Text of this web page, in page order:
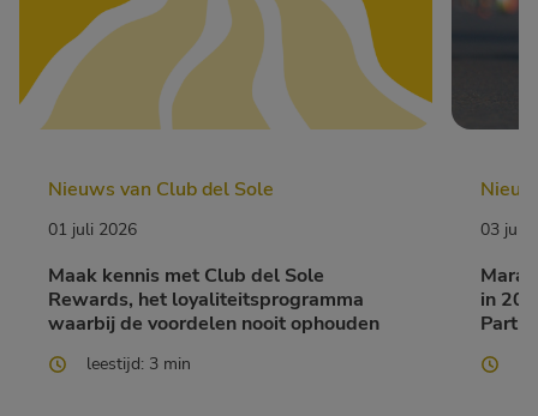
Nieuws van Club del Sole
01 juli 2026
Maak kennis met Club del Sole
Rewards, het loyaliteitsprogramma
waarbij de voordelen nooit ophouden
leestijd: 3 min
03 juni
in